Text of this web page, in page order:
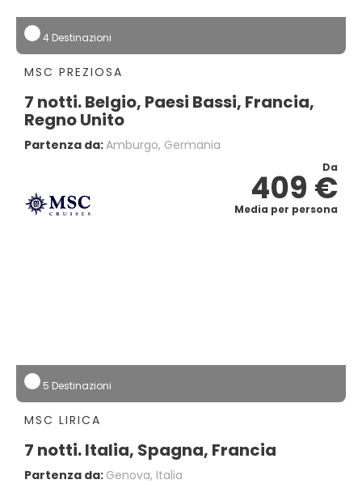
4 Destinazioni
MSC PREZIOSA
7 notti. Belgio, Paesi Bassi, Francia,
Regno Unito
Partenza da:Amburgo, Germania
Da
409 €
Media per persona
5 Destinazioni
MSC LIRICA
7 notti. Italia, Spagna, Francia
Partenza da: Genova, Italia